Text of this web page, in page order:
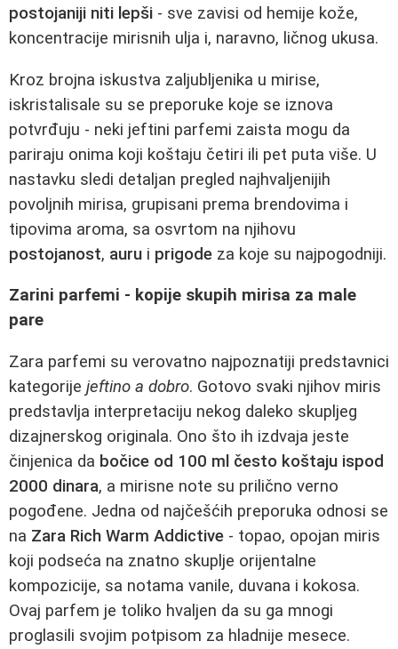
postojaniji niti lepši - sve zavisi od hemije kože,
koncentracije mirisnih ulja i, naravno, ličnog ukusa.
Kroz brojna iskustva zaljubljenika u mirise,
iskristalisale su se preporuke koje se iznova
potvrđuju - neki jeftini parfemi zaista mogu da
pariraju onima koji koštaju četiri ili pet puta više. U
nastavku sledi detaljan pregled najhvaljenijih
povoljnih mirisa, grupisani prema brendovima i
tipovima aroma, sa osvrtom na njihovu
postojanost, auru i prigode za koje su najpogodniji.
Zarini parfemi - kopije skupih mirisa za male
pare
Zara parfemi su verovatno najpoznatiji predstavnici
kategorije jeftino a dobro. Gotovo svaki njihov miris
predstavlja interpretaciju nekog daleko skupljeg
dizajnerskog originala. Ono što ih izdvaja jeste
činjenica da bočice od 100 ml često koštaju ispod
2000 dinara, a mirisne note su prilično verno
pogođene. Jedna od najčešćih preporuka odnosi se
na Zara Rich Warm Addictive - topao, opojan miris
koji podseća na znatno skuplje orijentalne
kompozicije, sa notama vanile, duvana i kokosa.
Ovaj parfem je toliko hvaljen da su ga mnogi
proglasili svojim potpisom za hladnije mesece.